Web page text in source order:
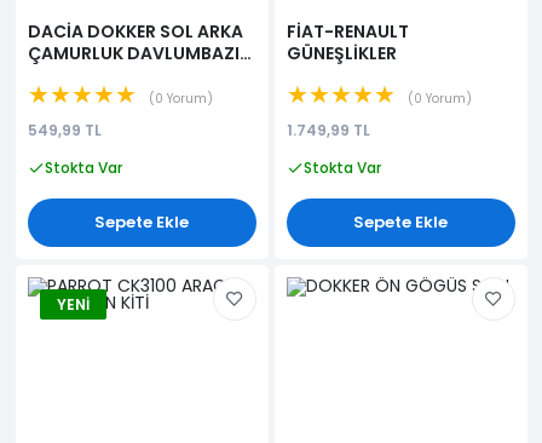
DACİA DOKKER SOL ARKA
ÇAMURLUK DAVLUMBAZI
★★★★★ 0 Yorum
549,99 TL
Stokta Var
Sepete Ekle
FİAT-RENAULT
GÜNEŞLİKLER
★★★★★ 0 Yorum
1.749,99 TL
Stokta Var
Sepete Ekle
YENI